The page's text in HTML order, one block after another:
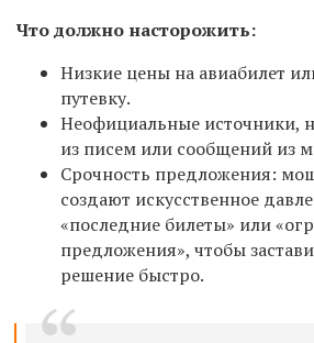
Что должно насторожить:
Низкие цены на авиабилет
путевку.
Неофициальные источники,
из писем или сообщений из
Срочность предложения:
создают искусственное
«последние билеты» или
предложения», чтобы
решение быстро.